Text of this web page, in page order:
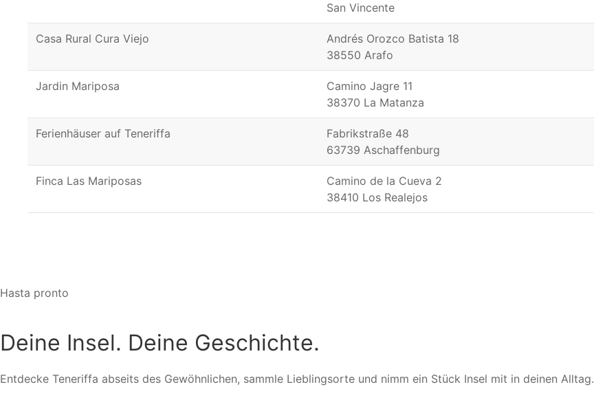
San Vincente
Casa Rural Cura Viejo
Andrés Orozco Batista 18
38550 Arafo
Jardin Mariposa
Camino Jagre 11
38370 La Matanza
Ferienhäuser auf Teneriffa
Fabrikstraße 48
63739 Aschaffenburg
Finca Las Mariposas
Camino de la Cueva 2
38410 Los Realejos
Hasta pronto
Deine Insel. Deine Geschichte.
Entdecke Teneriffa abseits des Gewöhnlichen, sammle Lieblingsorte und nimm ein Stück Insel mit in deinen Alltag.